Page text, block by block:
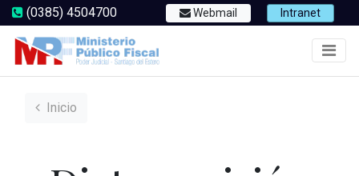
(0385) 4504700 Webmail Intranet
Inicio